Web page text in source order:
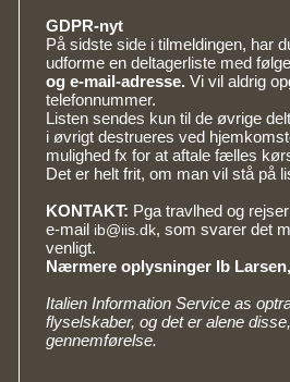
GDPR-nyt
På sidste side i tilmeldingen, har
udforme en deltagerliste med
og e-mail-adresse. Vi vil aldrig
telefonnummer.
Listen sendes kun til de øvrige
i øvrigt destrueres ved
mulighed fx for at aftale fælles
Det er helt frit, om man vil stå på
KONTAKT: Pga travlhed og
e-mail ib@iis.dk, som svarer det
venligt.
Nærmere oplysninger Ib
Italien Information Service as
flyselskaber, og det er alene
gennemførelse.